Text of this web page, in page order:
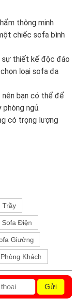
thông minh
chiếc sofa bình
sự thiết kế độc đáo
loại sofa đa
bạn có thể để
ngủ.
có trọng lượng
Trầy
Sofa Điện
Giường
Khách
Gửi